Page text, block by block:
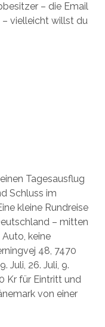
– die Email
– vielleicht willst du
Tagesausflug
Schluss im
kleine Rundreise
– mitten
keine
48, 7470
Juli, 26. Juli, 9.
Kr für Eintritt und
von einer